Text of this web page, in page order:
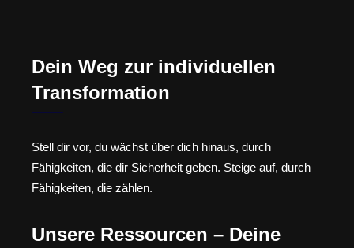
Dein Weg zur individuellen
Transformation
Stell dir vor, du wächst über dich hinaus, durch
Fähigkeiten, die dir Sicherheit geben. Steige auf, durch
Fähigkeiten, die zählen.
Unsere Ressourcen – Deine